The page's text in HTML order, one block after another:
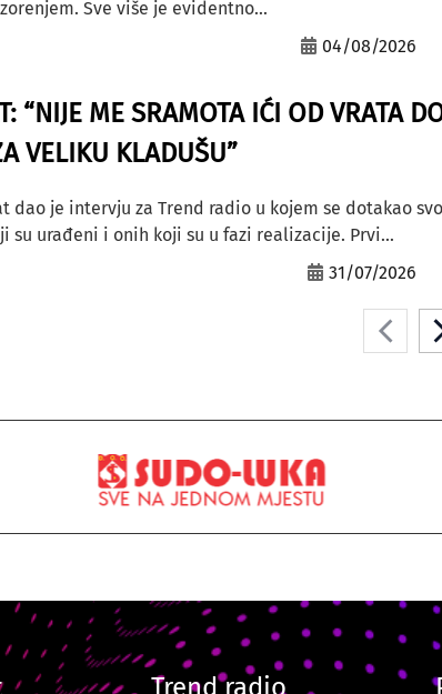
Sve više je evidentno...
04/08/2026
“NIJE ME SRAMOTA IĆI OD VRATA
VELIKU KLADUŠU”
dao je intervju za Trend radio u kojem se dotakao
su urađeni i onih koji su u fazi realizacije. Prvi...
31/07/2026